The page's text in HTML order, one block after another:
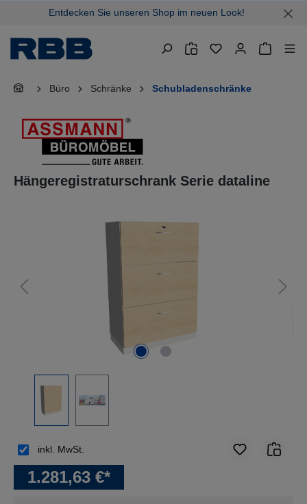
springenEntdecken Sie unseren Shop im neuen Look!
Büro Schränke Schubladenschränke
Hängeregistraturschrank Serie dataline
1.281,63 €*
inkl. MwSt.